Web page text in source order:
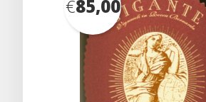
€85,00